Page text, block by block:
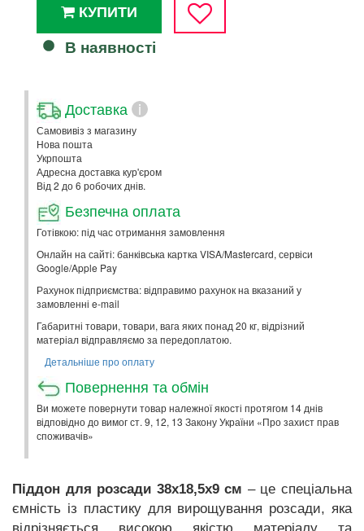
КУПИТИ
В наявності
Доставка i
Самовивіз з магазину
Нова пошта
Укрпошта
Адресна доставка кур'єром
Від 2 до 6 робочих днів.
Безпечна оплата
Готівкою: під час отримання замовлення
Онлайн на сайті: банківська картка VISA/Mastercard, сервіси
Google/Apple Pay
Рахунок підприємства: відправимо рахунок на вказаний у
замовленні e-mail
Габаритні товари, товари, вага яких понад 20 кг, відрізний
матеріал відправляємо за передоплатою.
Детальніше про оплату
Повернення та обмін
Ви можете повернути товар належної якості протягом 14 днів
відповідно до вимог ст. 9, 12, 13 Закону України «Про захист прав
споживачів»
Піддон для розсади 38х18,5х9 см – це спеціальна
ємність із пластику для вирощування розсади, яка